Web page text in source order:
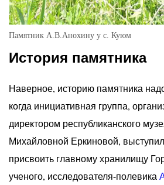
Памятник А.В.Анохину у с. Куюм
История памятника
Наверное, историю памятника
когда инициативная группа,
директором республиканского
Михайловной Еркиновой,
присвоить главному хранилищу
ученого, исследователя-полевика